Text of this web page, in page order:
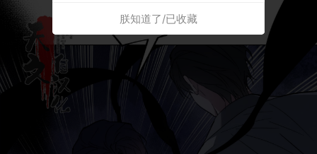
朕知道了/已收藏